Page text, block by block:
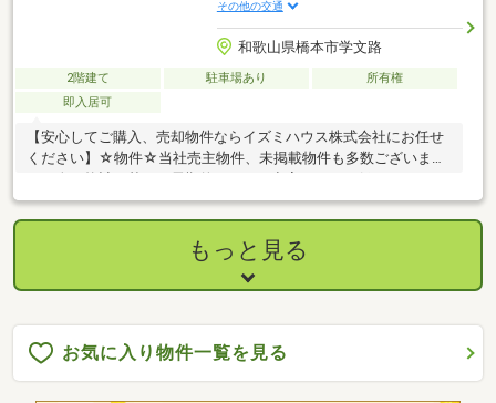
その他の交通
和歌山県橋本市学文路
2階建て 駐車場あり
所有権
即入居可
【安心してご購入、売却物件ならイズミハウス株式会社にお任せ
ください】☆物件☆当社売主物件、未掲載物件も多数ございま
す。人口統計を基に、長期的にみても空室リスクの低いエリアに
特化しております。☆無料相談☆不動産投資をご検討されるにあ
たってお客様にどんなメリットがあるか、また、疑問点、ご不安
点などに対し丁寧にご説明致します。さらに、ご購入時のご資金
計画、ローン、節税対策についてもご説明致します。☆アフター
ケア☆ご購入後のアフターケアも当社にお任せ下さい。不動産全
致します。◇まずはお気軽にお問い合わせ下さい◇
もっと見る
お気に入り物件一覧を見る